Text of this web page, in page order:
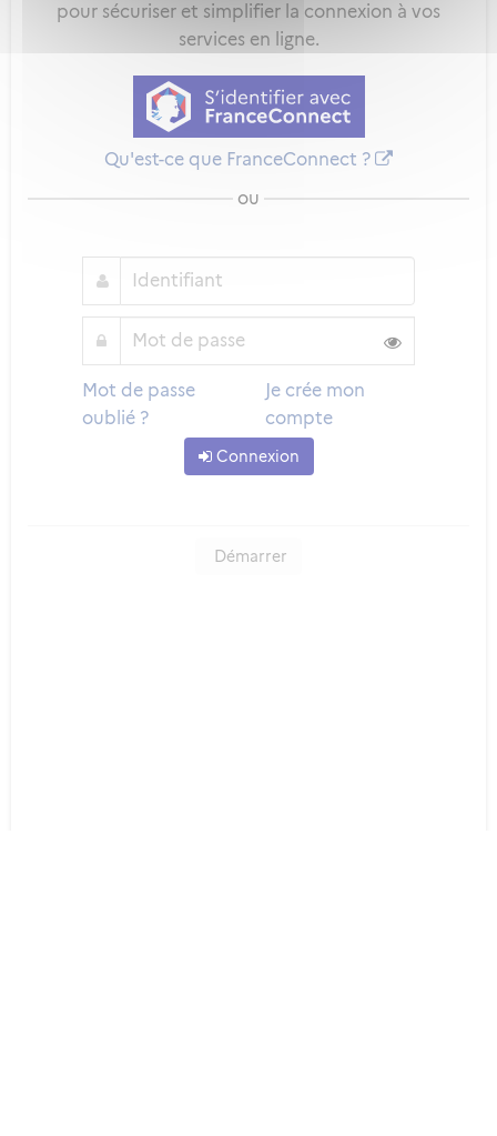
pour sécuriser et simplifier la connexion à vos
services en ligne.
Qu'est-ce que FranceConnect ?
ou
Mot de passe
oublié ?
Je crée mon
compte
Connexion
Démarrer